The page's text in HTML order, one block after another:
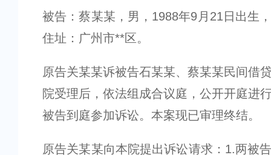
被告：蔡某某，男，1988年9月21日出生
住址：广州市**区。
原告关某某诉被告石某某、蔡某某民间借
院受理后，依法组成合议庭，公开开庭进
被告到庭参加诉讼。本案现已审理终结。
原告关某某向本院提出诉讼请求：1.两被